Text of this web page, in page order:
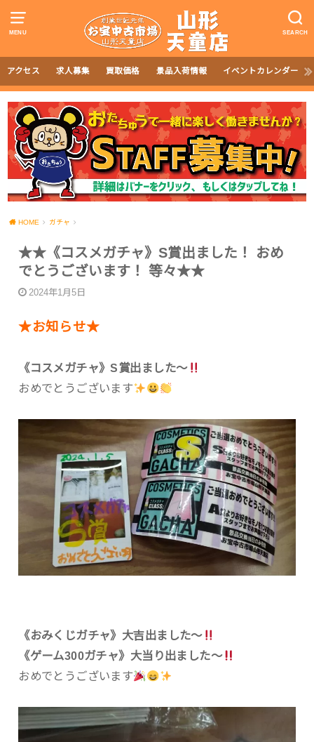
MENU SEARCH
アクセス 求人募集 買取価格 景品入荷情報 イベントカレンダー
HOME ガチャ
★★《コスメガチャ》S賞出ました！ おめ
でとうございます！ 等々★★
2024年1月5日
★お知らせ★
《コスメガチャ》S賞出ました〜
おめでとうございます
《おみくじガチャ》大吉出ました〜
《ゲーム300ガチャ》大当り出ました〜
おめでとうございます